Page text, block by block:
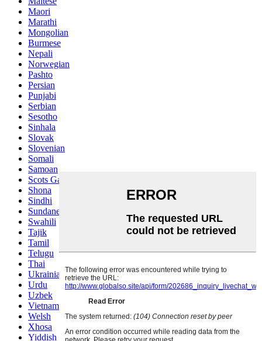
Maori
Marathi
Mongolian
Burmese
Nepali
Norwegian
Pashto
Persian
Punjabi
Serbian
Sesotho
Sinhala
Slovak
Slovenian
Somali
Samoan
Scots Gaelic
Shona
Sindhi
Sundanese
Swahili
Tajik
Tamil
Telugu
Thai
Ukrainian
Urdu
Uzbek
Vietnamese
Welsh
Xhosa
Yiddish